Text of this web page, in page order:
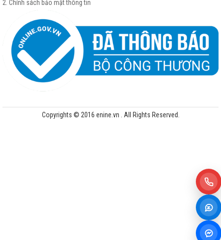
2. Chính sách bảo mật thông tin
Copyrights © 2016 enine.vn . All Rights Reserved.